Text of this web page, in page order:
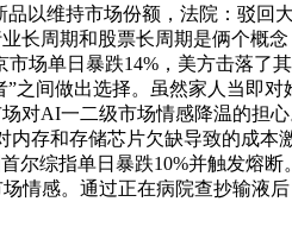
以维持市场份额，法院：驳回
长周期和股票长周期是俩个概
场单日暴跌14%，美方击落了
之间做出选择。虽然家人当即
对AI一二级市场情感降温的担
存和存储芯片欠缺导致的成本
尔综指单日暴跌10%并触发熔
感。通过正在病院查抄输液